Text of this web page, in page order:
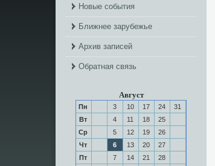
Новые события
Ближнее зарубежье
Архив записей
Обратная связь
Август
Пн 3 10 17 24
31
Вт
4 11 18
25
Ср
5 12 19
26
Чт
6 13 20
27
Пт
7 14 21
28